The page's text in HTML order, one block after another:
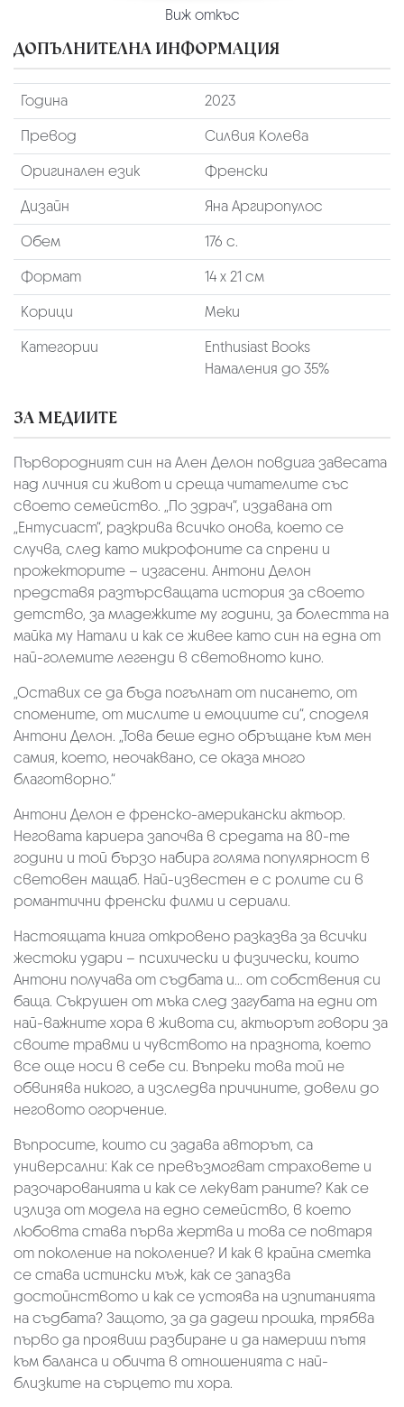
Виж откъс
ДОПЪЛНИТЕЛНА ИНФОРМАЦИЯ
Година
2023
Превод
Силвия Колева
Оригинален език
Френски
Дизайн
Яна Аргиропулос
Обем
176 с.
Формат
14 х 21 см
Корици
Меки
Категории
Enthusiast Books
Намаления до 35%
ЗА МЕДИИТЕ
Първородният син на Ален Делон повдига завесата
над личния си живот и среща читателите със
своето семейство. „По здрач“, издавана от
„Ентусиаст“, разкрива всичко онова, което се
случва, след като микрофоните са спрени и
прожекторите – изгасени. Антони Делон
представя разтърсващата история за своето
детство, за младежките му години, за болестта на
майка му Натали и как се живее като син на една от
най-големите легенди в световното кино.
„Оставих се да бъда погълнат от писането, от
спомените, от мислите и емоциите си“, споделя
Антони Делон. „Това беше едно обръщане към мен
самия, което, неочаквано, се оказа много
благотворно.“
Антони Делон е френско-американски актьор.
Неговата кариера започва в средата на 80-те
години и той бързо набира голяма популярност в
световен мащаб. Най-известен е с ролите си в
романтични френски филми и сериали.
Настоящата книга откровено разказва за всички
жестоки удари – психически и физически, които
Антони получава от съдбата и... от собствения си
баща. Съкрушен от мъка след загубата на едни от
най-важните хора в живота си, актьорът говори за
своите травми и чувството на празнота, което
все още носи в себе си. Въпреки това той не
обвинява никого, а изследва причините, довели до
неговото огорчение.
Въпросите, които си задава авторът, са
универсални: Как се превъзмогват страховете и
разочарованията и как се лекуват раните? Как се
излиза от модела на едно семейство, в което
любовта става първа жертва и това се повтаря
от поколение на поколение? И как в крайна сметка
се става истински мъж, как се запазва
достойнството и как се устоява на изпитанията
на съдбата? Защото, за да дадеш прошка, трябва
първо да проявиш разбиране и да намериш пътя
към баланса и обичта в отношенията с най-
близките на сърцето ти хора.